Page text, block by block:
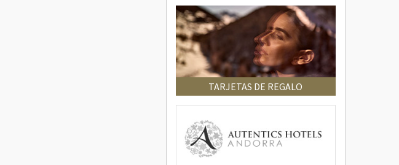
TARJETAS DE REGALO